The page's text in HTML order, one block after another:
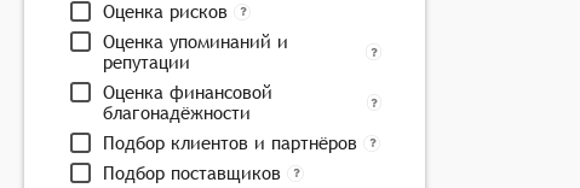
Оценка рисков
Оценка упоминаний и
репутации
Оценка финансовой
благонадёжности
Подбор клиентов и партнёров
Подбор поставщиков